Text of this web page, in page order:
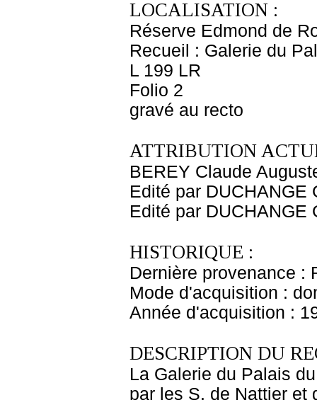
LOCALISATION :
Réserve Edmond de
Recueil : Galerie du
L 199 LR
Folio 2
gravé au recto
ATTRIBUTION
BEREY Claude
Edité par DUCHANGE
Edité par DUCHANGE
HISTORIQUE :
Dernière provenance :
Mode d'acquisition :
Année d'acquisition :
DESCRIPTION DU
La Galerie du Palais
par les S. de Nattier et